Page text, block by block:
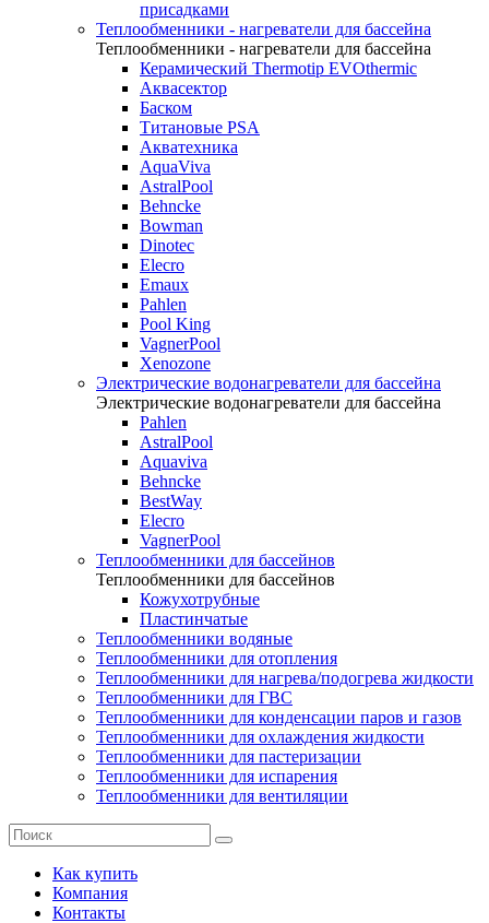
присадками
Теплообменники - нагреватели для бассейна
Теплообменники - нагреватели для бассейна
Керамический Thermotip EVOthermic
Аквасектор
Баском
Титановые PSA
Акватехника
AquaViva
AstralPool
Behncke
Bowman
Dinotec
Elecro
Emaux
Pahlen
Pool King
VagnerPool
Xenozone
Электрические водонагреватели для бассейна
Электрические водонагреватели для бассейна
Pahlen
AstralPool
Aquaviva
Behncke
BestWay
Elecro
VagnerPool
Теплообменники для бассейнов
Теплообменники для бассейнов
Кожухотрубные
Пластинчатые
Теплообменники водяные
Теплообменники для отопления
Теплообменники для нагрева/подогрева жидкости
Теплообменники для ГВС
Теплообменники для конденсации паров и газов
Теплообменники для охлаждения жидкости
Теплообменники для пастеризации
Теплообменники для испарения
Теплообменники для вентиляции
Как купить
Компания
Контакты